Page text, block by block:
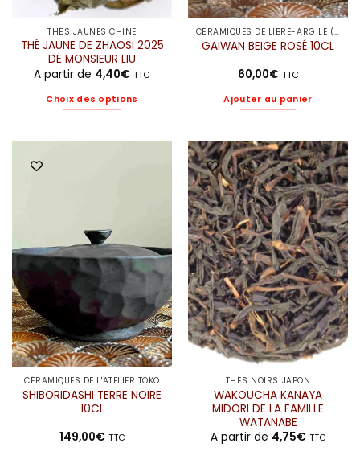
produit produit
THÉS JAUNES CHINE
THÉ JAUNE DE ZHAOSI 2025
DE MONSIEUR LIU
A partir de 4,40€ TTC
Choix des options
peuvent
être
choisies
sur
la
page
du
produit
CÉRAMIQUES DE LIBRE-ARGILE (ELODIE)
GAIWAN BEIGE ROSÉ 10CL
60,00€ TTC
Ajouter au panier
CÉRAMIQUES DE L'ATELIER TOKO
SHIBORIDASHI TERRE NOIRE
10CL
149,00€ TTC
THÉS NOIRS JAPON
WAKOUCHA KANAYA
MIDORI DE LA FAMILLE
WATANABE
A partir de 4,75€ TTC